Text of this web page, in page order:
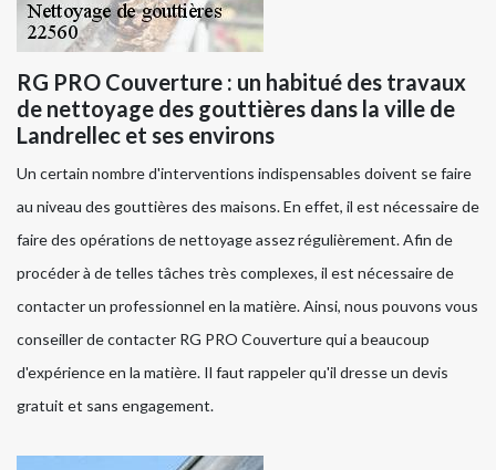
RG PRO Couverture : un habitué des travaux
de nettoyage des gouttières dans la ville de
Landrellec et ses environs
Un certain nombre d'interventions indispensables doivent se faire
au niveau des gouttières des maisons. En effet, il est nécessaire de
faire des opérations de nettoyage assez régulièrement. Afin de
procéder à de telles tâches très complexes, il est nécessaire de
contacter un professionnel en la matière. Ainsi, nous pouvons vous
conseiller de contacter RG PRO Couverture qui a beaucoup
d'expérience en la matière. Il faut rappeler qu'il dresse un devis
gratuit et sans engagement.